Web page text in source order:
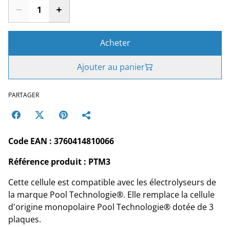
Acheter
Ajouter au panier
PARTAGER
Code EAN : 3760414810066
Référence produit : PTM3
Cette cellule est compatible avec les électrolyseurs de
la marque Pool Technologie®. Elle remplace la cellule
d'origine monopolaire Pool Technologie® dotée de 3
plaques.